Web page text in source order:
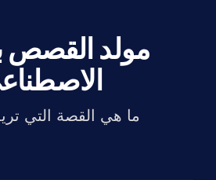
مولد القصص
ما هي القصة التي